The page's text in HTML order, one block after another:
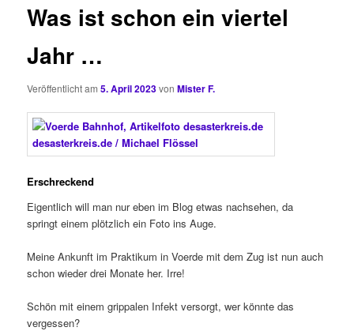
Was ist schon ein viertel
Jahr …
Veröffentlicht am5. April 2023vonMister F.
Erschreckend
Eigentlich will man nur eben im Blog etwas nachsehen, da
springt einem plötzlich ein Foto ins Auge.
Meine Ankunft im Praktikum in Voerde mit dem Zug ist nun auch
schon wieder drei Monate her. Irre!
Schön mit einem grippalen Infekt versorgt, wer könnte das
vergessen?